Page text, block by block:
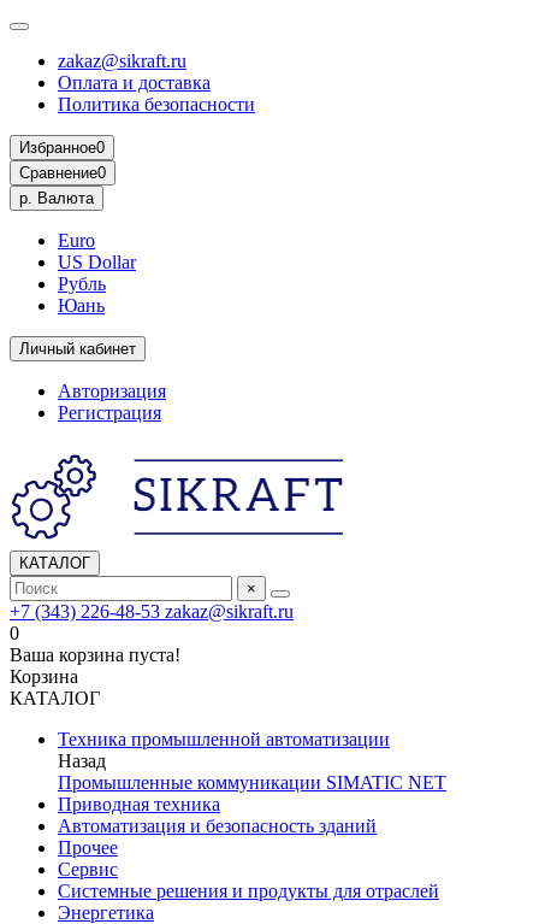
zakaz@sikraft.ru
Оплата и доставка
Политика безопасности
Избранное0
Сравнение0
р. Валюта
Euro
US Dollar
Рубль
Юань
Личный кабинет
Авторизация
Регистрация
КАТАЛОГ
×
+7 (343) 226-48-53 zakaz@sikraft.ru
0
Ваша корзина пуста!
Корзина
КАТАЛОГ
Техника промышленной автоматизации
Назад
Промышленные коммуникации SIMATIC NET
Приводная техника
Автоматизация и безопасность зданий
Прочее
Сервис
Системные решения и продукты для отраслей
Энергетика